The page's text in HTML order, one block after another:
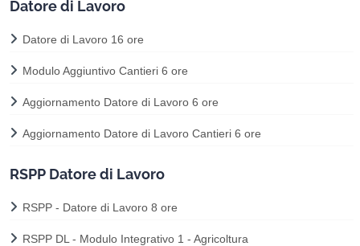
Datore di Lavoro
Datore di Lavoro 16 ore
Modulo Aggiuntivo Cantieri 6 ore
Aggiornamento Datore di Lavoro 6 ore
Aggiornamento Datore di Lavoro Cantieri 6 ore
RSPP Datore di Lavoro
RSPP - Datore di Lavoro 8 ore
RSPP DL - Modulo Integrativo 1 - Agricoltura